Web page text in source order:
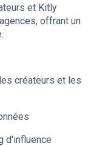
et Kitly
offrant un
créateurs et les
d'influence